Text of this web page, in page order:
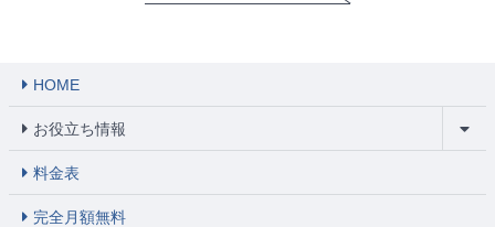
HOME
お役立ち情報
料金表
完全月額無料